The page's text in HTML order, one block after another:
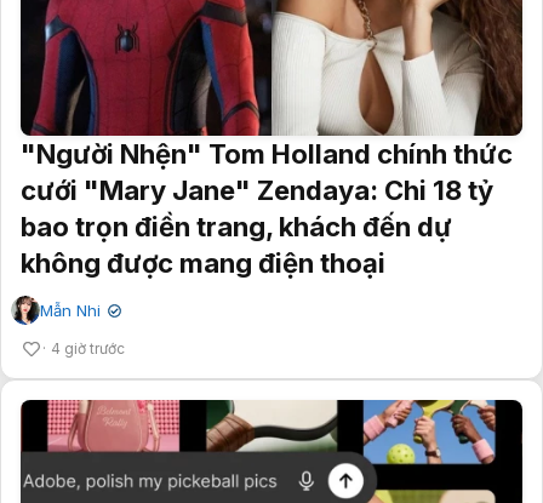
"Người Nhện" Tom Holland chính thức
cưới "Mary Jane" Zendaya: Chi 18 tỷ
bao trọn điền trang, khách đến dự
không được mang điện thoại
Mẫn Nhi ✔
4 giờ trước